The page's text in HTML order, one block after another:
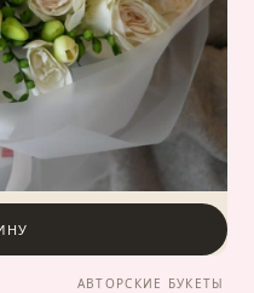
АВТОРСКИЕ БУКЕТЫ